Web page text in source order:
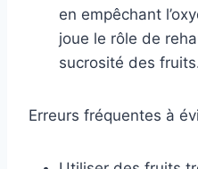
en empêchant
joue le rôle de
sucrosité des
Erreurs fréquentes à